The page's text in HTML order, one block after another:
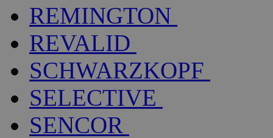
REMINGTON
REVALID
SCHWARZKOPF
SELECTIVE
SENCOR